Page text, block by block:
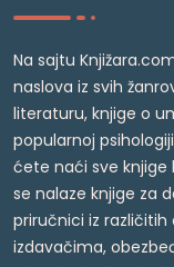
Na sajtu
naslova iz svih
literaturu, knjige o
popularnoj
ćete naći sve knjige
se nalaze knjige za
priručnici iz
izdavačima,